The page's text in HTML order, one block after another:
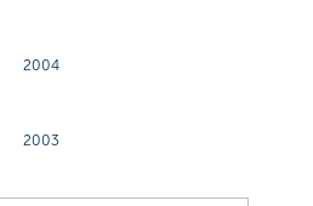
2004
2003